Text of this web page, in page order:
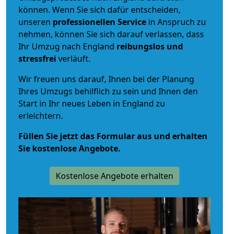
können. Wenn Sie sich dafür entscheiden,
unseren professionellen Service in Anspruch zu
nehmen, können Sie sich darauf verlassen, dass
Ihr Umzug nach England reibungslos und
stressfrei verläuft.
Wir freuen uns darauf, Ihnen bei der Planung
Ihres Umzugs behilflich zu sein und Ihnen den
Start in Ihr neues Leben in England zu
erleichtern.
Füllen Sie jetzt das Formular aus und erhalten
Sie kostenlose Angebote.
Kostenlose Angebote erhalten